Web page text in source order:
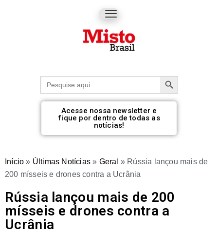
Procurar: Botão de pesquisa
Acesse nossa newsletter e
fique por dentro de todas as
notícias!
Início » Últimas Notícias » Geral » Rússia lançou mais de
200 mísseis e drones contra a Ucrânia
Rússia lançou mais de 200
mísseis e drones contra a
Ucrânia